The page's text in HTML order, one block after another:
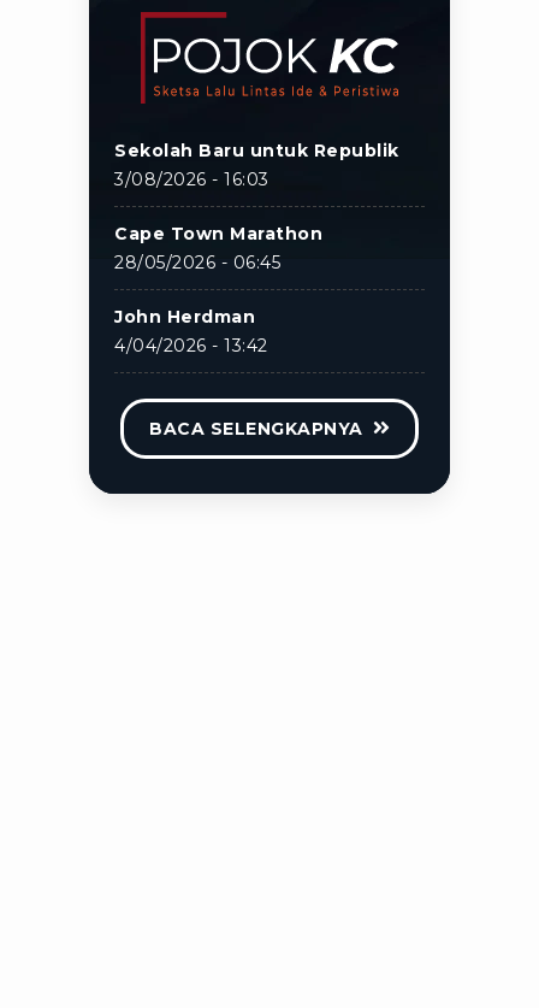
Sekolah Baru untuk Republik
3/08/2026 - 16:03
Cape Town Marathon
28/05/2026 - 06:45
John Herdman
4/04/2026 - 13:42
BACA SELENGKAPNYA